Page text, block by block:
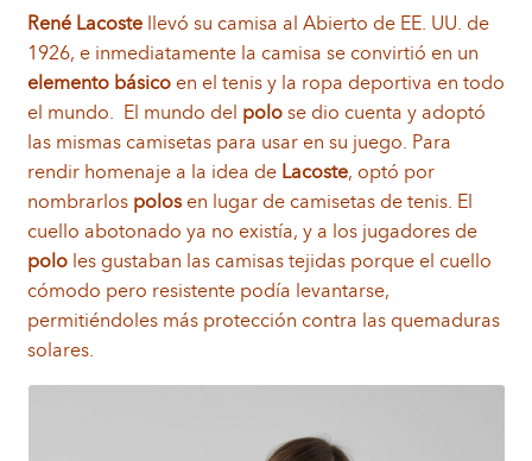
René Lacostellevó su camisa al Abierto de EE. UU. de
1926, e inmediatamente la camisa se convirtió en un
elemento básicoen el tenis y la ropa deportiva en todo
el mundo. El mundo del polose dio cuenta y adoptó
las mismas camisetas para usar en su juego. Para
rendir homenaje a la idea de Lacoste, optó por
nombrarlos polosen lugar de camisetas de tenis. El
cuello abotonado ya no existía, y a los jugadores de
pololes gustaban las camisas tejidas porque el cuello
cómodo pero resistente podía levantarse,
permitiéndoles más protección contra las quemaduras
solares.